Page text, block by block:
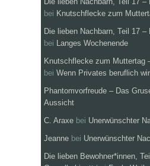
bei Knutschflecke zum
Die lieben Nachbarn, Teil 17
bei Langes Wochenende
Knutschflecke zum Muttertag
bei Wenn Privates beruflich
Phantomvorfreude – Das
Aussicht
C. Araxe bei Unerwünschter
Jeanne bei Unerwünschter
Die lieben Bewohner*innen,